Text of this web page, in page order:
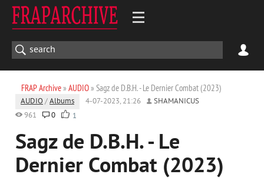
FRAP Archive» AUDIO» Sagz de D.B.H. - Le Dernier Combat (2023)
AUDIO /Albums 4-07-2023, 21:26
SHAMANICUS
961
0 1
Sagz de D.B.H. - Le
Dernier Combat (2023)